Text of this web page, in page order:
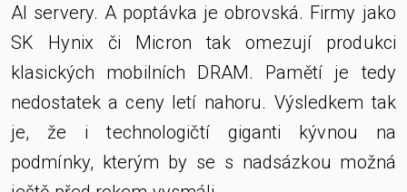
AI servery. A poptávka je obrovská. Firmy jako
SK Hynix či Micron tak omezují produkci
klasických mobilních DRAM. Pamětí je tedy
nedostatek a ceny letí nahoru. Výsledkem tak
je, že i technologičtí giganti kývnou na
podmínky, kterým by se s nadsázkou možná